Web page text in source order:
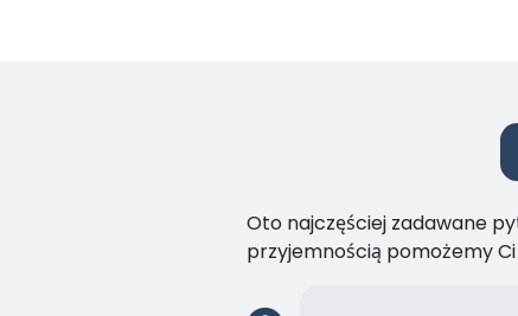
Oto najczęściej zadawane
przyjemnością pomożemy